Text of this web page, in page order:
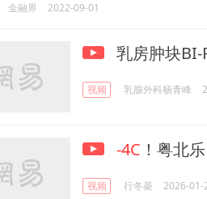
金融界 2022-09-01
乳房肿块BI-
视频 乳腺外科杨青峰
-4C ！粤北
视频 行冬菱 2026-01-